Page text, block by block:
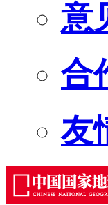
意
合
友